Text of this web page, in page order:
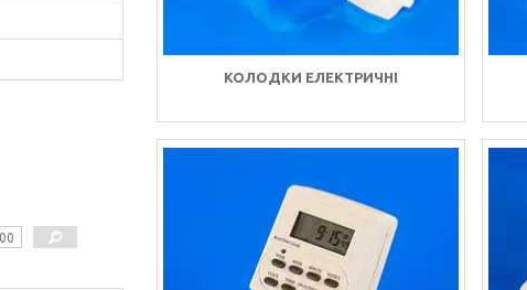
КОЛОДКИ ЕЛЕКТРИЧНІ